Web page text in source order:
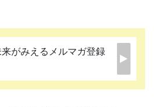
がみえるメルマガ登録